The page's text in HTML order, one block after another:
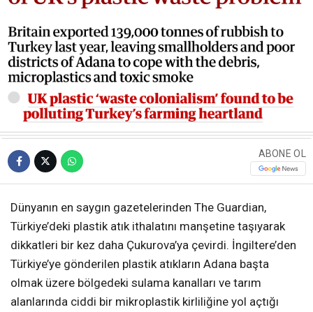
ABONE OL
Dünyanın en saygın gazetelerinden The Guardian,
Türkiye’deki plastik atık ithalatını manşetine taşıyarak
dikkatleri bir kez daha Çukurova’ya çevirdi. İngiltere’den
Türkiye’ye gönderilen plastik atıkların Adana başta
olmak üzere bölgedeki sulama kanalları ve tarım
alanlarında ciddi bir mikroplastik kirliliğine yol açtığı